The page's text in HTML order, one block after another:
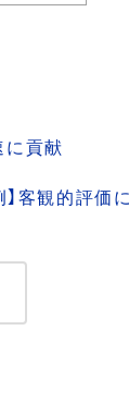
に貢献
】客観的評